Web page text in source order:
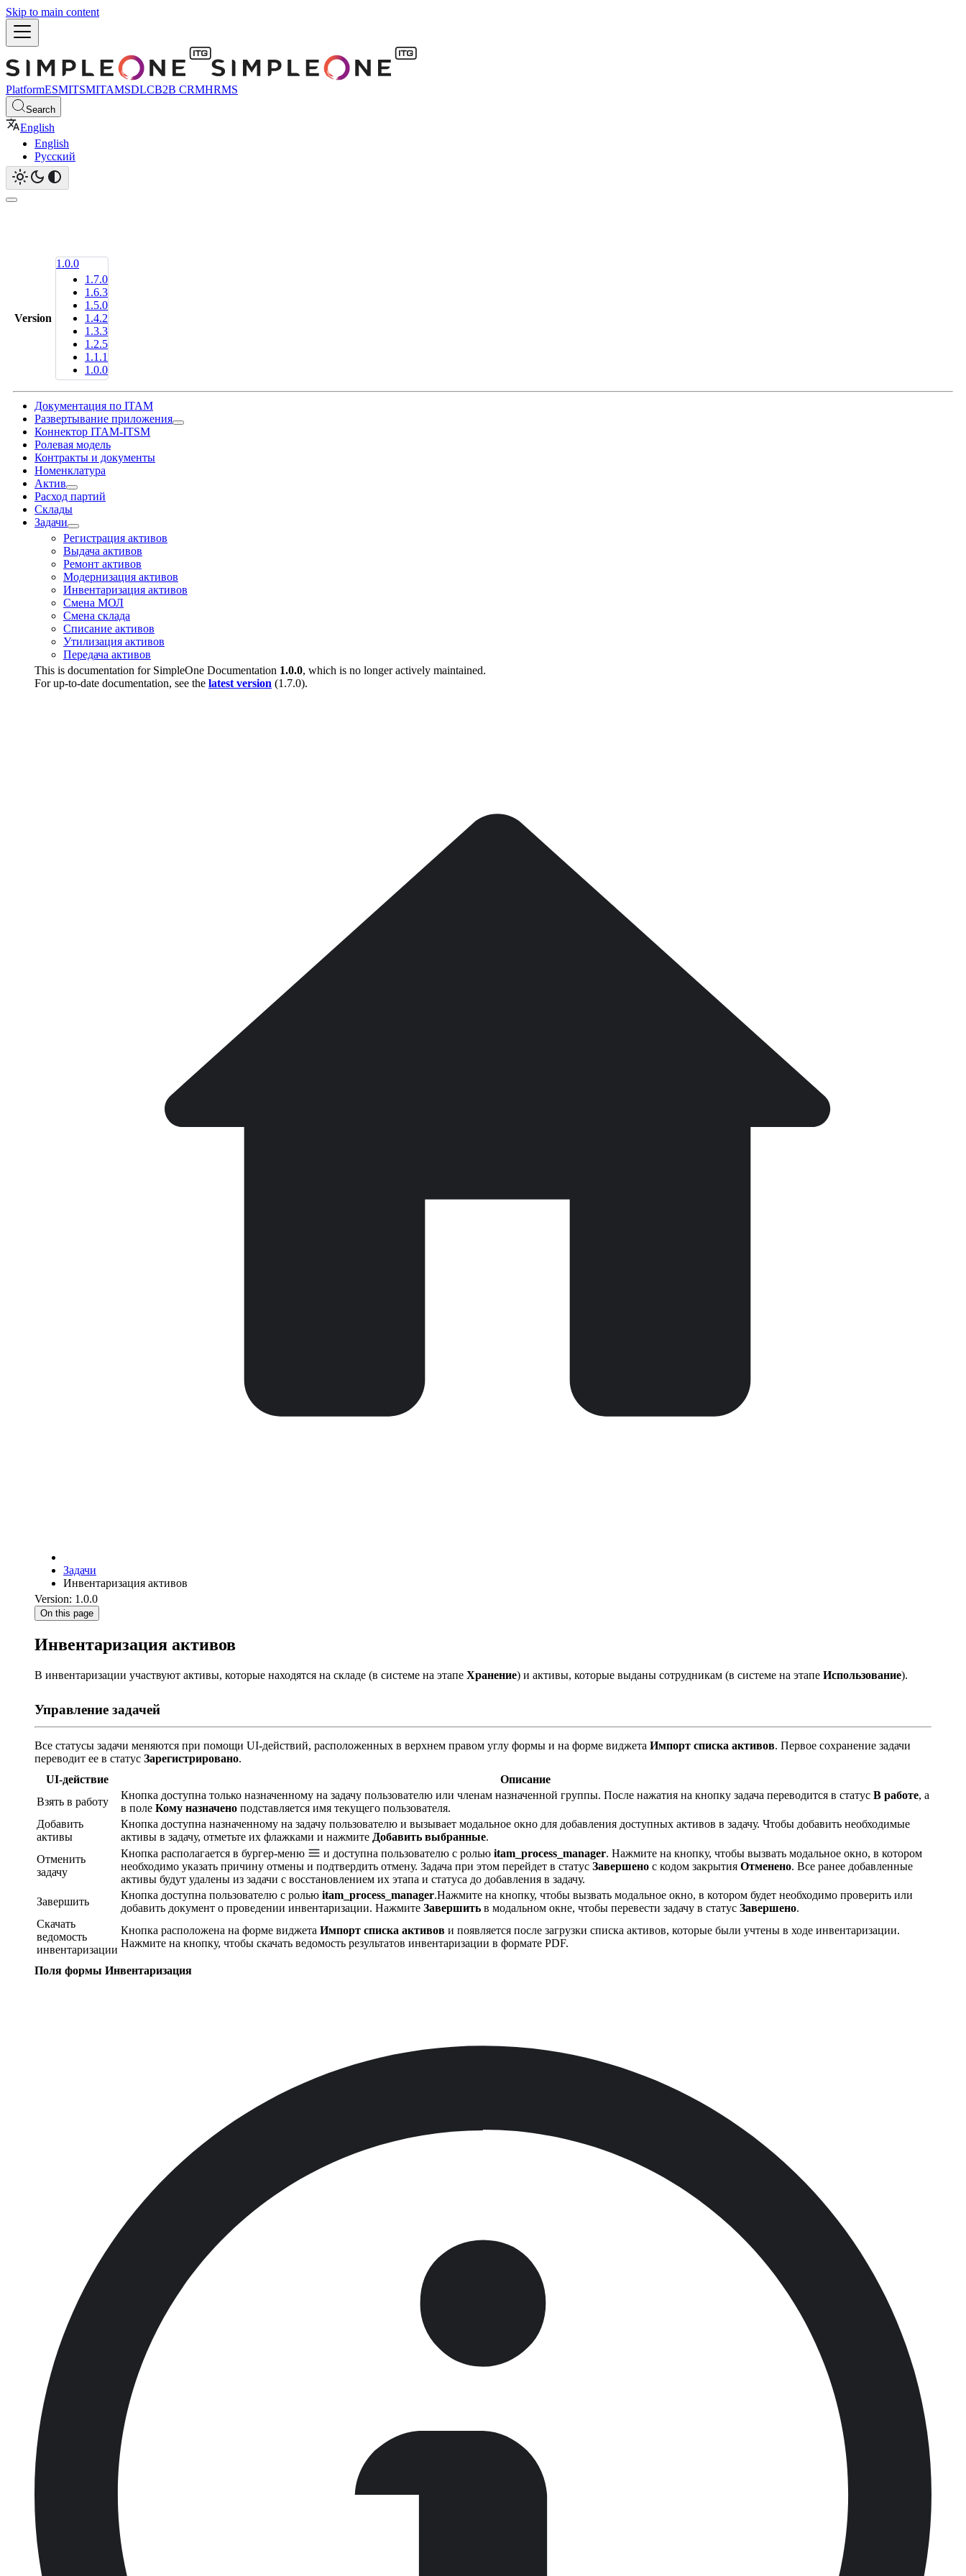
Skip to main content
PlatformESMITSMITAMSDLCB2B CRMHRMS
Search
English
English
Русский
Version
1.0.0
1.7.0
1.6.3
1.5.0
1.4.2
1.3.3
1.2.5
1.1.1
1.0.0
Документация по ITAM
Развертывание приложения
Коннектор ITAM-ITSM
Ролевая модель
Контракты и документы
Номенклатура
Актив
Расход партий
Склады
Задачи
Регистрация активов
Выдача активов
Ремонт активов
Модернизация активов
Инвентаризация активов
Смена МОЛ
Смена склада
Списание активов
Утилизация активов
Передача активов
This is documentation for SimpleOne Documentation 1.0.0, which is no longer actively maintained.
For up-to-date documentation, see the latest version (1.7.0).
Задачи
Инвентаризация активов
Version: 1.0.0
On this page
Инвентаризация активов
В инвентаризации участвуют активы, которые находятся на складе (в системе на этапе Хранение) и активы, которые выданы сотрудникам (в системе на этапе Использование).
Управление задачей
Все статусы задачи меняются при помощи UI-действий, расположенных в верхнем правом углу формы и на форме виджета Импорт списка активов. Первое сохранение задачи
переводит ее в статус Зарегистрировано.
UI-действие
Описание
Взять в работу
Кнопка доступна только назначенному на задачу пользователю или членам назначенной группы. После нажатия на кнопку задача переводится в статус В работе, а
в поле Кому назначено подставляется имя текущего пользователя.
Добавить
активы
Кнопка доступна назначенному на задачу пользователю и вызывает модальное окно для добавления доступных активов в задачу. Чтобы добавить необходимые
активы в задачу, отметьте их флажками и нажмите Добавить выбранные.
Отменить
задачу
Кнопка располагается в бургер-меню и доступна пользователю с ролью itam_process_manager. Нажмите на кнопку, чтобы вызвать модальное окно, в котором
необходимо указать причину отмены и подтвердить отмену. Задача при этом перейдет в статус Завершено с кодом закрытия Отменено. Все ранее добавленные
активы будут удалены из задачи с восстановлением их этапа и статуса до добавления в задачу.
Завершить
Кнопка доступна пользователю с ролью itam_process_manager.Нажмите на кнопку, чтобы вызвать модальное окно, в котором будет необходимо проверить или
добавить документ о проведении инвентаризации. Нажмите Завершить в модальном окне, чтобы перевести задачу в статус Завершено.
Скачать
ведомость
инвентаризации
Кнопка расположена на форме виджета Импорт списка активов и появляется после загрузки списка активов, которые были учтены в ходе инвентаризации.
Нажмите на кнопку, чтобы скачать ведомость результатов инвентаризации в формате PDF.
Поля формы Инвентаризация